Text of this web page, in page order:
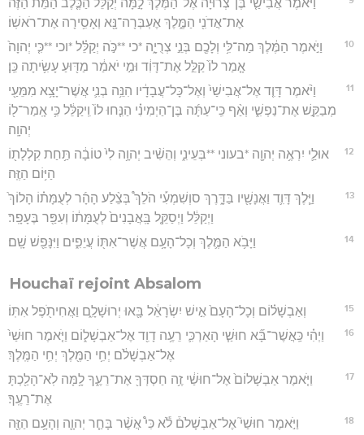
וַיֹּ֨אמֶר אֲבִישַׁ֤י בֶּן־צְרוּיָה֙ אֶל־הַמֶּ֔לֶךְ לָ֣מָּה יְקַלֵּ֞ל הַכֶּ֤לֶב הַמֵּת֙ הַזֶּ֔ה
אֶת־אֲדֹנִ֖י הַמֶּ֑לֶךְ אֶעְבְּרָה־נָּ֖א וְאָסִ֥ירָה אֶת־רֹאשֽׁוֹ׃
10
וַיֹּ֣אמֶר הַמֶּ֔לֶךְ מַה־לִּ֥י וְלָכֶ֖ם בְּנֵ֣י צְרֻיָ֑ה *כי **כֹּ֣ה יְקַלֵּ֗ל *וכי **כִּ֤י יְהוָה֙
אָ֤מַר לוֹ֙ קַלֵּ֣ל אֶת־דָּוִ֔ד וּמִ֣י יֹאמַ֔ר מַדּ֖וּעַ עָשִׂ֥יתָה כֵּֽן׃
11
וַיֹּ֨אמֶר דָּוִ֤ד אֶל־אֲבִישַׁי֙ וְאֶל־כָּל־עֲבָדָ֔יו הִנֵּ֥ה בְנִ֛י אֲשֶׁר־יָצָ֥א מִמֵּעַ֖י
מְבַקֵּ֣שׁ אֶת־נַפְשִׁ֑י וְאַ֨ף כִּֽי־עַתָּ֜ה בֶּן־הַיְמִינִ֗י הַנִּ֤חוּ לוֹ֙ וִֽיקַלֵּ֔ל כִּ֥י אָֽמַר־ל֖וֹ
יְהוָֽה׃
12
אוּלַ֛י יִרְאֶ֥ה יְהוָ֖ה *בעוני **בְּעֵינִ֑י וְהֵשִׁ֨יב יְהוָ֥ה לִי֙ טוֹבָ֔ה תַּ֥חַת קִלְלָת֖וֹ
הַיּ֥וֹם הַזֶּֽה׃
13
וַיֵּ֧לֶךְ דָּוִ֛ד וַאֲנָשָׁ֖יו בַּדָּ֑רֶךְ סוְשִׁמְעִ֡י הֹלֵךְ֩ בְּצֵ֨לַע הָהָ֜ר לְעֻמָּת֗וֹ הָלוֹךְ֙
וַיְקַלֵּ֔ל וַיְסַקֵּ֤ל בָּֽאֲבָנִים֙ לְעֻמָּת֔וֹ וְעִפַּ֖ר בֶּעָפָֽר׃
14 וַיָּבֹ֥א הַמֶּ֛לֶךְ וְכָל־הָעָ֥ם אֲשֶׁר־אִתּ֖וֹ עֲיֵפִ֑ים וַיִּנָּפֵ֖שׁ שָֽׁם׃
Houchaï rejoint Absalom
15 וְאַבְשָׁל֗וֹם וְכָל־הָעָם֙ אִ֣ישׁ יִשְׂרָאֵ֔ל בָּ֖אוּ יְרוּשָׁלִָ֑ם וַאֲחִיתֹ֖פֶל אִתּֽוֹ׃
16
וַיְהִ֗י כַּֽאֲשֶׁר־בָּ֞א חוּשַׁ֧י הָאַרְכִּ֛י רֵעֶ֥ה דָוִ֖ד אֶל־אַבְשָׁל֑וֹם וַיֹּ֤אמֶר חוּשַׁי֙
אֶל־אַבְשָׁלֹ֔ם יְחִ֥י הַמֶּ֖לֶךְ יְחִ֥י הַמֶּֽלֶךְ׃
17
וַיֹּ֤אמֶר אַבְשָׁלוֹם֙ אֶל־חוּשַׁ֔י זֶ֥ה חַסְדְּךָ֖ אֶת־רֵעֶ֑ךָ לָ֥מָּה לֹֽא־הָלַ֖כְתָּ
אֶת־רֵעֶֽךָ׃
18
וַיֹּ֣אמֶר חוּשַׁי֮ אֶל־אַבְשָׁלֹם֒ לֹ֕א כִּי֩ אֲשֶׁ֨ר בָּחַ֧ר יְהוָ֛ה וְהָעָ֥ם הַזֶּ֖ה